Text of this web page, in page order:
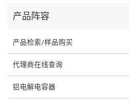
产品阵容
产品检索/样品购买
代理商在线查询
铝电解电容器